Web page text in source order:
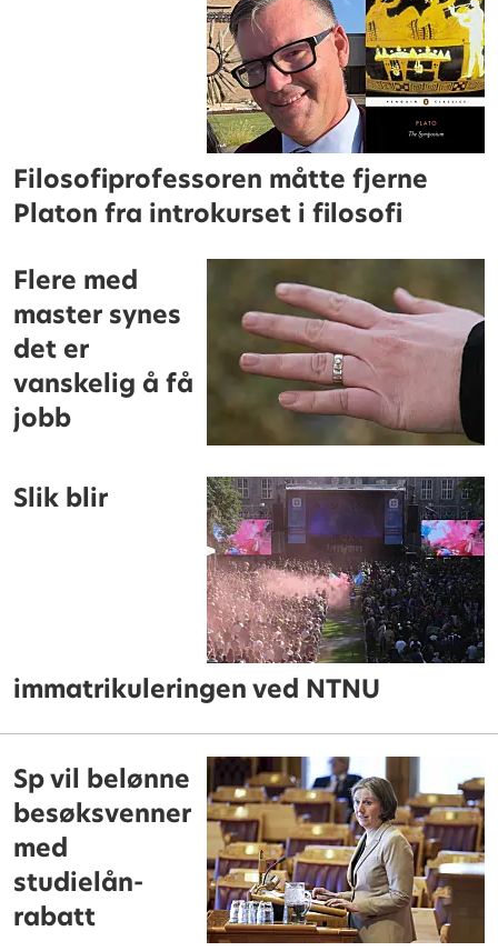
Filosofiprofessoren måtte fjerne
Platon fra introkurset i filosofi
Flere med
master synes
det er
vanskelig å få
jobb
Slik blir
immatrikuleringen ved NTNU
Sp vil belønne
besøksvenner
med
studielån-
rabatt